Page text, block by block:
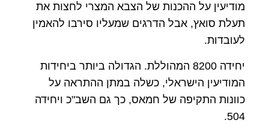
מודיעין על ההכנות של הצבא המצרי לחצות את
תעלת סואץ, אבל הדרגים שמעליו סירבו להאמין
לעובדות.
יחידה 8200 המהוללת. הגדולה ביותר ביחידות
המודיעין הישראלי, כשלה במתן ההתראה על
כוונות התקיפה של חמאס, כך גם השב"כ ויחידה
504.